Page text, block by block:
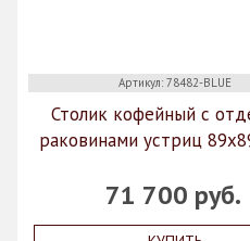
Артикул: 78482-BLUE
Столик кофейный с
раковинами устриц
71 700 руб.